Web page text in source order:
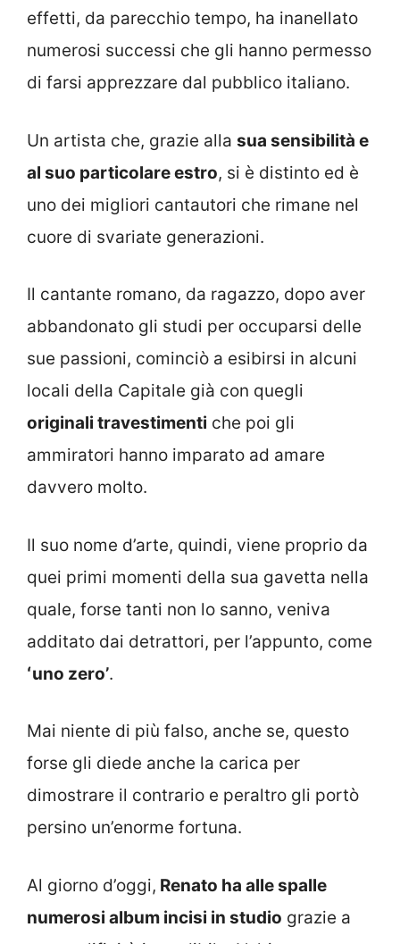
effetti, da parecchio tempo, ha inanellato
numerosi successi che gli hanno permesso
di farsi apprezzare dal pubblico italiano.
Un artista che, grazie alla sua sensibilità e
al suo particolare estro, si è distinto ed è
uno dei migliori cantautori che rimane nel
cuore di svariate generazioni.
Il cantante romano, da ragazzo, dopo aver
abbandonato gli studi per occuparsi delle
sue passioni, cominciò a esibirsi in alcuni
locali della Capitale già con quegli
originali travestimenti che poi gli
ammiratori hanno imparato ad amare
davvero molto.
Il suo nome d’arte, quindi, viene proprio da
quei primi momenti della sua gavetta nella
quale, forse tanti non lo sanno, veniva
additato dai detrattori, per l’appunto, come
ʻuno zeroʼ.
Mai niente di più falso, anche se, questo
forse gli diede anche la carica per
dimostrare il contrario e peraltro gli portò
persino un’enorme fortuna.
Al giorno d’oggi, Renato ha alle spalle
numerosi album incisi in studio grazie a